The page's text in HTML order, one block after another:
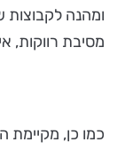
מסיבת רווקות,
כמו כן,